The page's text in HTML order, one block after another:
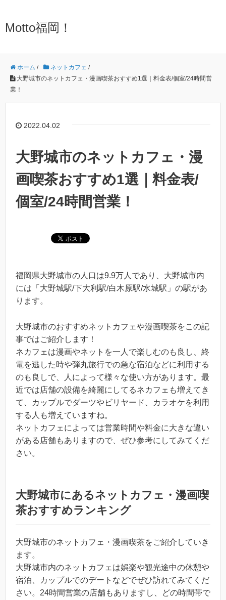
Motto福岡！
ホーム / ネットカフェ /
大野城市のネットカフェ・漫画喫茶おすすめ1選｜料金表/個室/24時間営
業！
2022.04.02
大野城市のネットカフェ・漫
画喫茶おすすめ1選｜料金表/
個室/24時間営業！
福岡県大野城市の人口は9.9万人であり、大野城市内
には「大野城駅/下大利駅/白木原駅/水城駅」の駅があ
ります。
大野城市のおすすめネットカフェや漫画喫茶をこの記
事ではご紹介します！
ネカフェは漫画やネットを一人で楽しむのも良し、終
電を逃した時や弾丸旅行での急な宿泊などに利用する
のも良しで、人によって様々な使い方があります。最
近では店舗の設備を綺麗にしてるネカフェも増えてき
て、カップルでダーツやビリヤード、カラオケを利用
する人も増えていますね。
ネットカフェによっては営業時間や料金に大きな違い
がある店舗もありますので、ぜひ参考にしてみてくだ
さい。
大野城市にあるネットカフェ・漫画喫
茶おすすめランキング
大野城市のネットカフェ・漫画喫茶をご紹介していき
ます。
大野城市内のネットカフェは娯楽や観光途中の休憩や
宿泊、カップルでのデートなどでぜひ訪れてみてくだ
さい。24時間営業の店舗もありますし、どの時間帯で